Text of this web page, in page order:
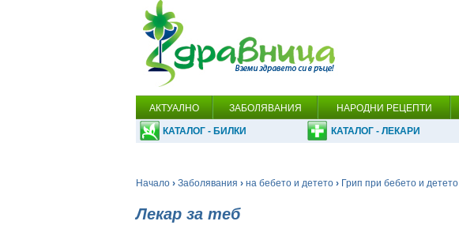
АКТУАЛНО ЗАБОЛЯВАНИЯ НАРОДНИ РЕЦЕПТИ
КАТАЛОГ - БИЛКИ КАТАЛОГ - ЛЕКАРИ
Начало › Заболявания › на бебето и детето › Грип при бебето и детето
Лекар за теб